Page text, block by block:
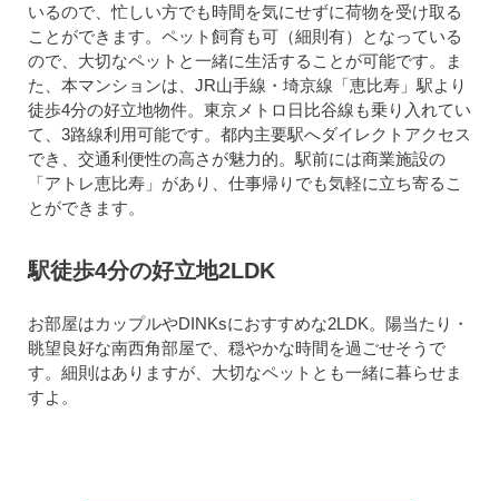
いるので、忙しい方でも時間を気にせずに荷物を受け取る
ことができます。ペット飼育も可（細則有）となっている
ので、大切なペットと一緒に生活することが可能です。ま
た、本マンションは、JR山手線・埼京線「恵比寿」駅より
徒歩4分の好立地物件。東京メトロ日比谷線も乗り入れてい
て、3路線利用可能です。都内主要駅へダイレクトアクセス
でき、交通利便性の高さが魅力的。駅前には商業施設の
「アトレ恵比寿」があり、仕事帰りでも気軽に立ち寄るこ
とができます。
駅徒歩4分の好立地2LDK
お部屋はカップルやDINKsにおすすめな2LDK。陽当たり・
眺望良好な南西角部屋で、穏やかな時間を過ごせそうで
す。細則はありますが、大切なペットとも一緒に暮らせま
すよ。